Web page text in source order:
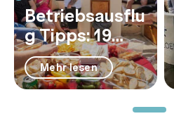
Betriebsausflu
g Tipps: 19
Tipps für den
perfekten Tag
Mehr lesen